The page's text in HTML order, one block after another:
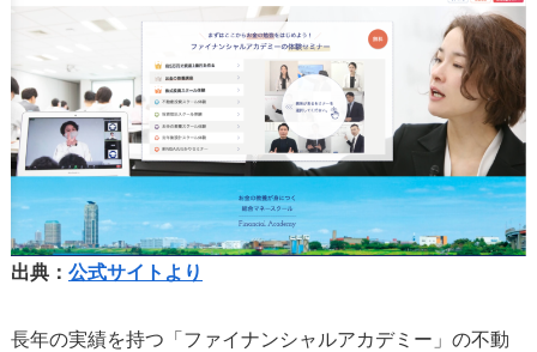
出典： 公式サイトより
長年の実績を持つ「ファイナンシャルアカデミー」の不動